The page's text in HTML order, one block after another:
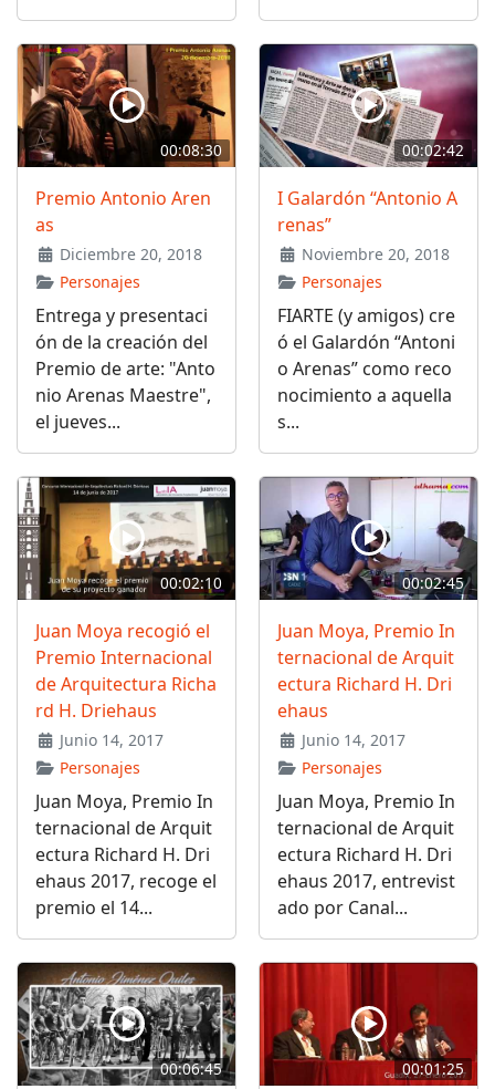
00:08:30
Premio Antonio Aren
as
Diciembre 20, 2018
Personajes
Entrega y presentaci
ón de la creación del
Premio de arte: "Anto
nio Arenas Maestre",
el jueves...
00:02:42
I Galardón “Antonio A
renas”
Noviembre 20, 2018
Personajes
FIARTE (y amigos) cre
ó el Galardón “Antoni
o Arenas” como reco
nocimiento a aquella
s...
00:02:10
Juan Moya recogió el
Premio Internacional
de Arquitectura Richa
rd H. Driehaus
Junio 14, 2017
Personajes
Juan Moya, Premio In
ternacional de Arquit
ectura Richard H. Dri
ehaus 2017, recoge el
premio el 14...
00:02:45
Juan Moya, Premio In
ternacional de Arquit
ectura Richard H. Dri
ehaus
Junio 14, 2017
Personajes
Juan Moya, Premio In
ternacional de Arquit
ectura Richard H. Dri
ehaus 2017, entrevist
ado por Canal...
00:06:45 00:01:25